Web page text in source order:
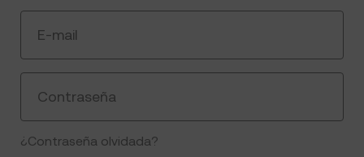
E-mail
Contraseña
¿Contraseña olvidada?